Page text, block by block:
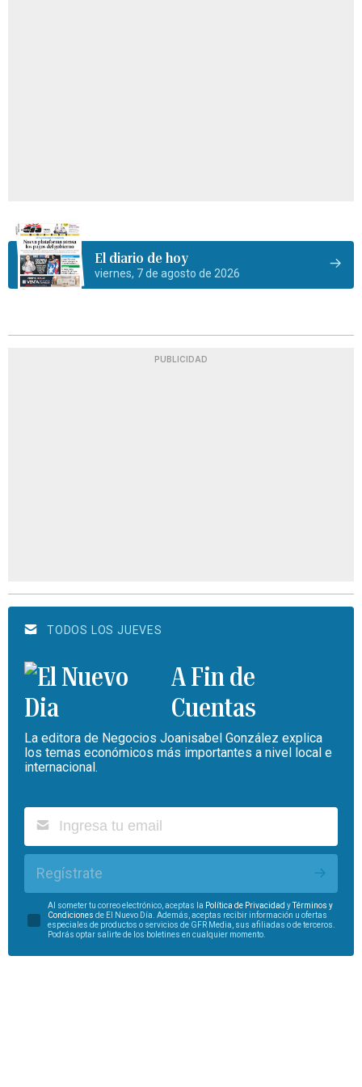
El diario de hoy
viernes, 7 de agosto de 2026
PUBLICIDAD
TODOS LOS JUEVES
A Fin de
Cuentas
La editora de Negocios Joanisabel González explica
los temas económicos más importantes a nivel local e
internacional.
Regístrate
Al someter tu correo electrónico, aceptas la Política de Privacidad yTérminos y
Condiciones de El Nuevo Día. Además, aceptas recibir información u ofertas
especiales de productos o servicios de GFR Media, sus afiliadas o de terceros.
Podrás optar salirte de los boletines en cualquier momento.